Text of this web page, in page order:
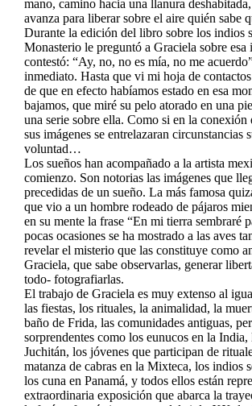
mano, camino hacia una llanura
avanza para liberar sobre el aire quién sabe
Durante la edición del libro sobre los indios
Monasterio le preguntó a Graciela sobre esa
contestó: “Ay, no, no es mía, no me
inmediato. Hasta que vi mi hoja de
de que en efecto habíamos estado en esa
bajamos, que miré su pelo atorado en una
una serie sobre ella. Como si en la conexión
sus imágenes se entrelazaran circunstancias
voluntad…
Los sueños han acompañado a la artista
comienzo. Son notorias las imágenes que
precedidas de un sueño. La más famosa
que vio a un hombre rodeado de pájaros
en su mente la frase “En mi tierra sembraré
pocas ocasiones se ha mostrado a las aves
revelar el misterio que las constituye como
Graciela, que sabe observarlas, generar
todo- fotografiarlas.
El trabajo de Graciela es muy extenso al
las fiestas, los rituales, la animalidad, la
baño de Frida, las comunidades antiguas,
sorprendentes como los eunucos en la India,
Juchitán, los jóvenes que participan de
matanza de cabras en la Mixteca, los indios
los cuna en Panamá, y todos ellos están
extraordinaria exposición que abarca la